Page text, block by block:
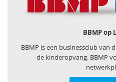
BBMP op
BBMP is een businessclub van
de kinderopvang. BBMP